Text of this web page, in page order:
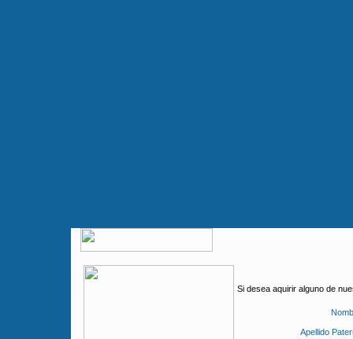
Si desea aquirir alguno de
Apellido